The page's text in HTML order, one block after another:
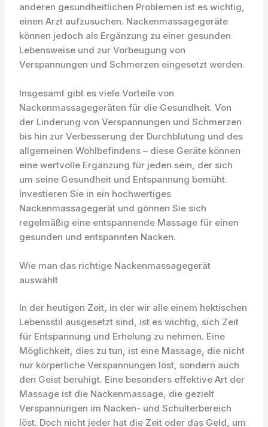
anderen gesundheitlichen Problemen ist es wichtig,
einen Arzt aufzusuchen. Nackenmassagegeräte
können jedoch als Ergänzung zu einer gesunden
Lebensweise und zur Vorbeugung von
Verspannungen und Schmerzen eingesetzt werden.
Insgesamt gibt es viele Vorteile von
Nackenmassagegeräten für die Gesundheit. Von
der Linderung von Verspannungen und Schmerzen
bis hin zur Verbesserung der Durchblutung und des
allgemeinen Wohlbefindens – diese Geräte können
eine wertvolle Ergänzung für jeden sein, der sich
um seine Gesundheit und Entspannung bemüht.
Investieren Sie in ein hochwertiges
Nackenmassagegerät und gönnen Sie sich
regelmäßig eine entspannende Massage für einen
gesunden und entspannten Nacken.
Wie man das richtige Nackenmassagegerät
auswählt
In der heutigen Zeit, in der wir alle einem hektischen
Lebensstil ausgesetzt sind, ist es wichtig, sich Zeit
für Entspannung und Erholung zu nehmen. Eine
Möglichkeit, dies zu tun, ist eine Massage, die nicht
nur körperliche Verspannungen löst, sondern auch
den Geist beruhigt. Eine besonders effektive Art der
Massage ist die Nackenmassage, die gezielt
Verspannungen im Nacken- und Schulterbereich
löst. Doch nicht jeder hat die Zeit oder das Geld, um